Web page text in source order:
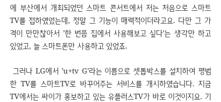
에 부산에서 개최되었던 스마트 콘서트에서 저는 처음으로 스마트
TV를 접하였었는데, 정말 그 기능이 매력적이더라고요. 다만 그 가
격이 만만찮아서 '한 번쯤 집에서 사용해보고 싶다'는 생각만 하고
있었고, 늘 스마트폰만 사용하고 있었죠.
그러나 LG에서 'u+tv G'라는 이름으로 셋톱박스를 설치하여 평범
한 TV를 스마트TV로 바꾸어주는 서비스를 개시하였습니다. 지금
TV에서는 싸이가 홍보하고 있는 유플러스TV가 바로 이것이지요. 기